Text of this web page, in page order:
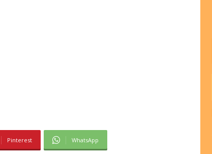
Pinterest WhatsApp